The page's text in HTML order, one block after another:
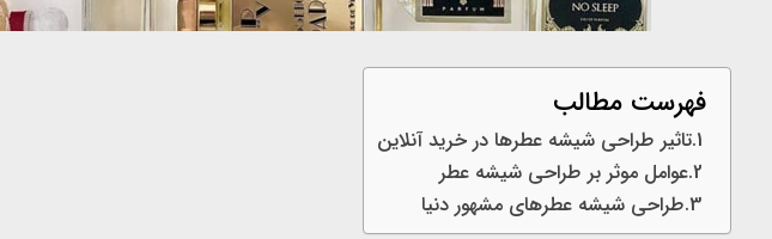
فهرست مطالب
تاثیر طراحی شیشه عطرها در خرید آنلاین
عوامل موثر بر طراحی شیشه عطر
طراحی شیشه عطرهای مشهور دنیا